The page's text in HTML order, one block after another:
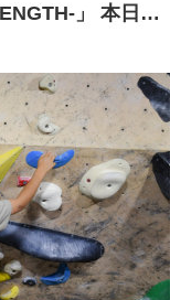
」 本日よ